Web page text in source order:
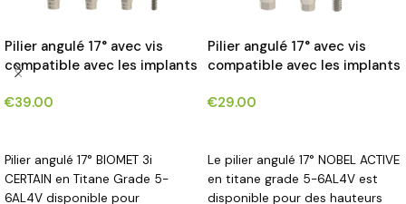
Pilier angulé 17° avec vis
compatible avec les implants
€39.00
Pilier angulé 17° BIOMET 3i
CERTAIN en Titane Grade 5-
6AL4V disponible pour
Pilier angulé 17° avec vis
compatible avec les implants
€29.00
Le pilier angulé 17° NOBEL ACTIVE
en titane grade 5-6AL4V est
disponible pour des hauteurs